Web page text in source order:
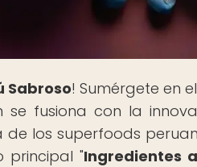
Sabroso! Sumérgete en
fusiona con la
de los superfoods
principal "Ingredientes